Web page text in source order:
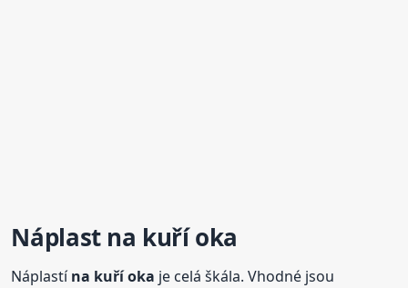
Náplast na kuří oka
Náplastína kuříoka je celá škála. Vhodné jsou